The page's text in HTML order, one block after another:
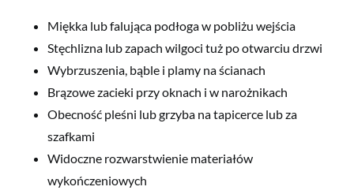
Miękka lub falująca podłoga w pobliżu wejścia
Stęchlizna lub zapach wilgoci tuż po otwarciu drzwi
Wybrzuszenia, bąble i plamy na ścianach
Brązowe zacieki przy oknach i w narożnikach
Obecność pleśni lub grzyba na tapicerce lub za
szafkami
Widoczne rozwarstwienie materiałów
wykończeniowych